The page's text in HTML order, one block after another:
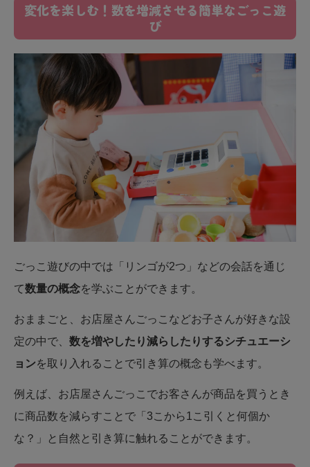
変化を楽しむ！数を増減させる簡単なごっこ遊
び
ごっこ遊びの中では「リンゴが2つ」などの会話を通じ
て数量の概念を学ぶことができます。
おままごと、お店屋さんごっこなどお子さんが好きな設
定の中で、 数を増やしたり減らしたりするシチュエーシ
ョンを取り入れることで引き算の概念も学べます。
​例えば、お店屋さんごっこでお客さんが商品を買うとき
に商品数を減らすことで「3こから1こ引くと何個か
な？」と自然と引き算に触れることができます。